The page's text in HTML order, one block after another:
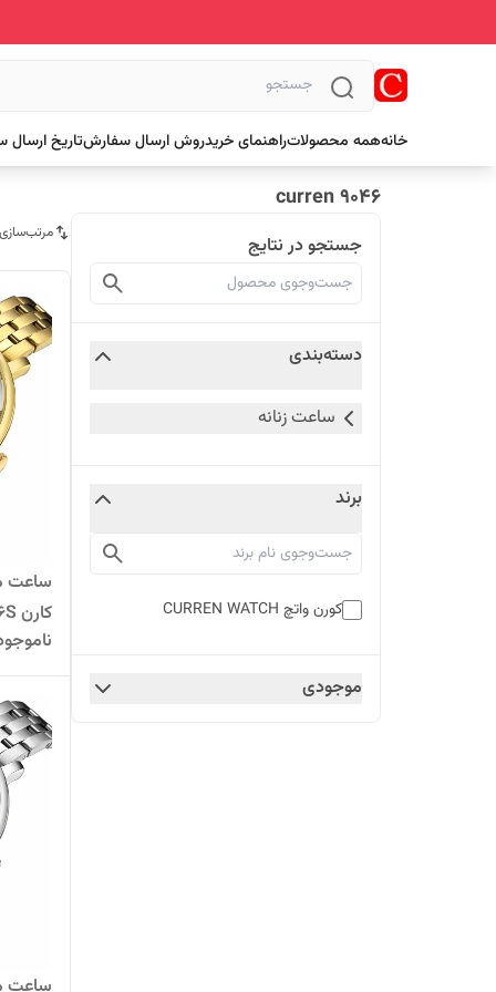
خانههمه محصولاتراهنمای خریدروش ارسال سفارشتاریخ
curren 9046
جستجو در نتایج
دسته‌بندی
ساعت زنانه
برند
کورن واتچ CURREN WATCH
موجودی
ساعت
سفید